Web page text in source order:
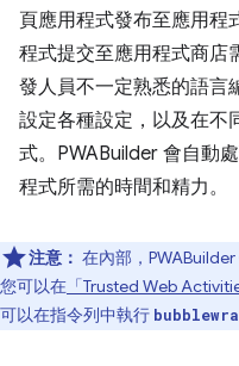
頁應用程式發布至應用程
程式提交至應用程式商店
發人員不一定熟悉的語言
設定各種設定，以及在不
式。PWABuilder 會自動
程式所需的時間和精力。
注意： 在內部，
您可以在 「Trusted Web
可以在指令列中執行